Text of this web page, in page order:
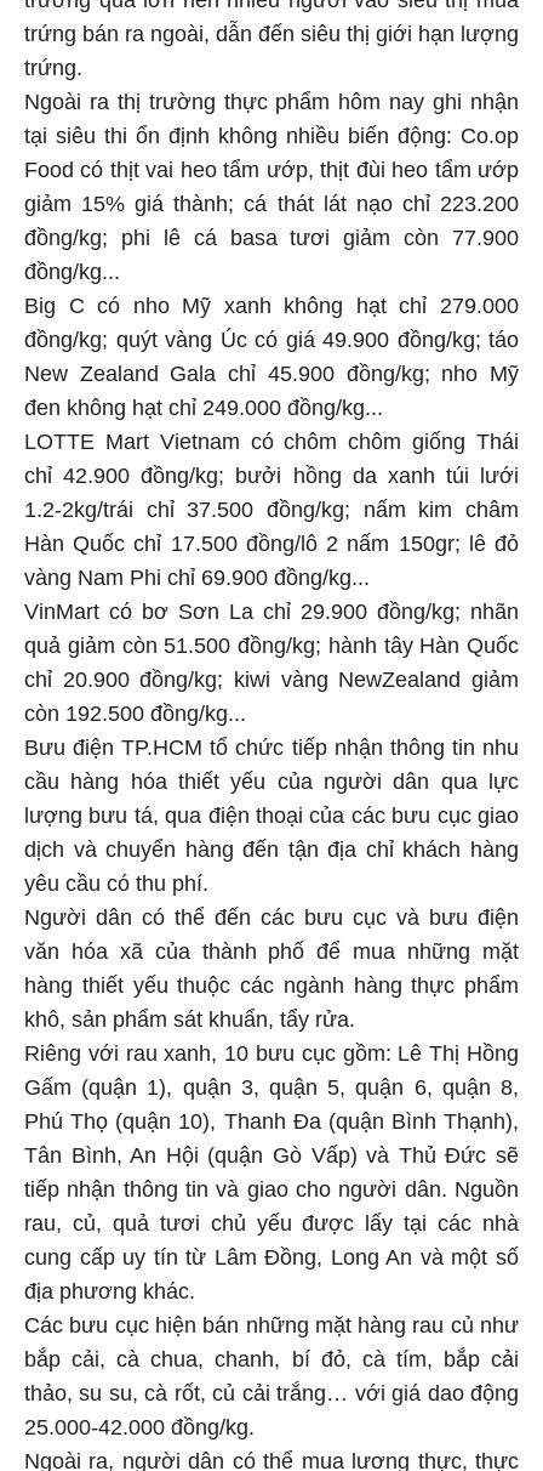
trứng bán ra ngoài, dẫn đến siêu thị giới hạn lượng
trứng.
Ngoài ra thị trường thực phẩm hôm nay ghi nhận
tại siêu thi ổn định không nhiều biến động: Co.op
Food có thịt vai heo tẩm ướp, thịt đùi heo tẩm ướp
giảm 15% giá thành; cá thát lát nạo chỉ 223.200
đồng/kg; phi lê cá basa tươi giảm còn 77.900
đồng/kg...
Big C có nho Mỹ xanh không hạt chỉ 279.000
đồng/kg; quýt vàng Úc có giá 49.900 đồng/kg; táo
New Zealand Gala chỉ 45.900 đồng/kg; nho Mỹ
đen không hạt chỉ 249.000 đồng/kg...
LOTTE Mart Vietnam có chôm chôm giống Thái
chỉ 42.900 đồng/kg; bưởi hồng da xanh túi lưới
1.2-2kg/trái chỉ 37.500 đồng/kg; nấm kim châm
Hàn Quốc chỉ 17.500 đồng/lô 2 nấm 150gr; lê đỏ
vàng Nam Phi chỉ 69.900 đồng/kg...
VinMart có bơ Sơn La chỉ 29.900 đồng/kg; nhãn
quả giảm còn 51.500 đồng/kg; hành tây Hàn Quốc
chỉ 20.900 đồng/kg; kiwi vàng NewZealand giảm
còn 192.500 đồng/kg...
Bưu điện TP.HCM tổ chức tiếp nhận thông tin nhu
cầu hàng hóa thiết yếu của người dân qua lực
lượng bưu tá, qua điện thoại của các bưu cục giao
dịch và chuyển hàng đến tận địa chỉ khách hàng
yêu cầu có thu phí.
Người dân có thể đến các bưu cục và bưu điện
văn hóa xã của thành phố để mua những mặt
hàng thiết yếu thuộc các ngành hàng thực phẩm
khô, sản phẩm sát khuẩn, tẩy rửa.
Riêng với rau xanh, 10 bưu cục gồm: Lê Thị Hồng
Gấm (quận 1), quận 3, quận 5, quận 6, quận 8,
Phú Thọ (quận 10), Thanh Đa (quận Bình Thạnh),
Tân Bình, An Hội (quận Gò Vấp) và Thủ Đức sẽ
tiếp nhận thông tin và giao cho người dân. Nguồn
rau, củ, quả tươi chủ yếu được lấy tại các nhà
cung cấp uy tín từ Lâm Đồng, Long An và một số
địa phương khác.
Các bưu cục hiện bán những mặt hàng rau củ như
bắp cải, cà chua, chanh, bí đỏ, cà tím, bắp cải
thảo, su su, cà rốt, củ cải trắng… với giá dao động
25.000-42.000 đồng/kg.
Ngoài ra, người dân có thể mua lương thực, thực